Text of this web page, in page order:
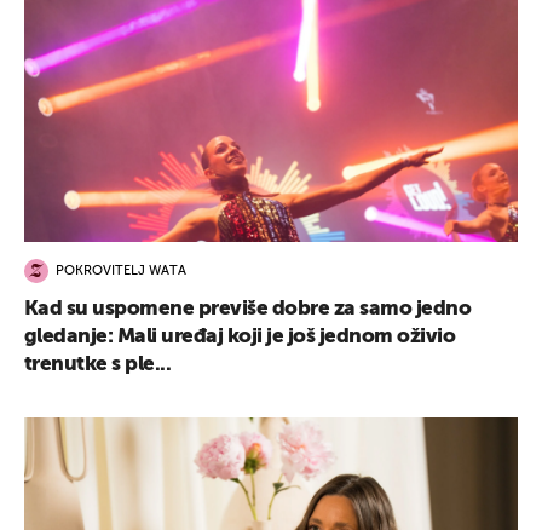
POKROVITELJ WATA
Kad su uspomene previše dobre za samo jedno
gledanje: Mali uređaj koji je još jednom oživio
trenutke s ple...